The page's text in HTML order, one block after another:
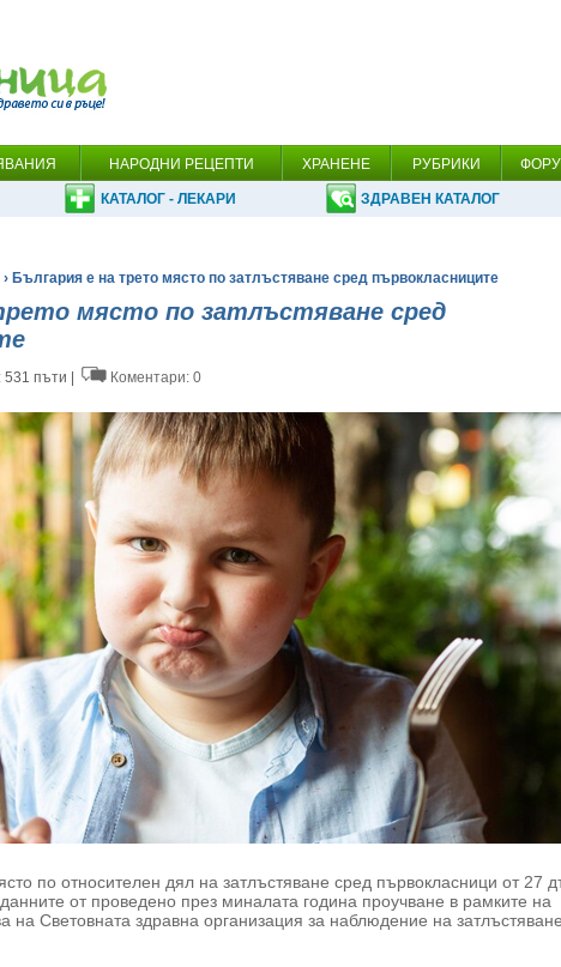
НАРОДНИ РЕЦЕПТИ ХРАНЕНЕ РУБРИКИ
КАТАЛОГ - ЛЕКАРИ ЗДРАВЕН КАТАЛОГ
› България е на трето място по затлъстяване сред първокласниците
място по затлъстяване сред
пъти | Коментари: 0
по относителен дял на затлъстяване сред първокласници от 27
от проведено през миналата година проучване в рамките на
на Световната здравна организация за наблюдение на